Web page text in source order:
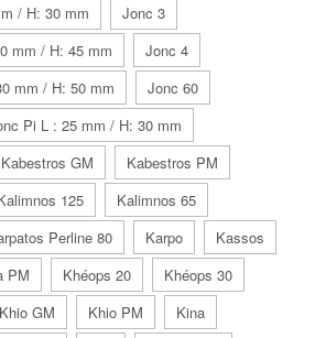
/ H: 30 mm
Jonc 3
mm / H: 45 mm
Jonc 4
mm / H: 50 mm
Jonc 60
Pi L : 25 mm / H: 30 mm
Kabestros GM
Kabestros PM
125
Kalimnos 65
Perline 80 Karpo
Kassos
PM Khéops 20
Khéops 30
Khio GM Khio PM
Kina